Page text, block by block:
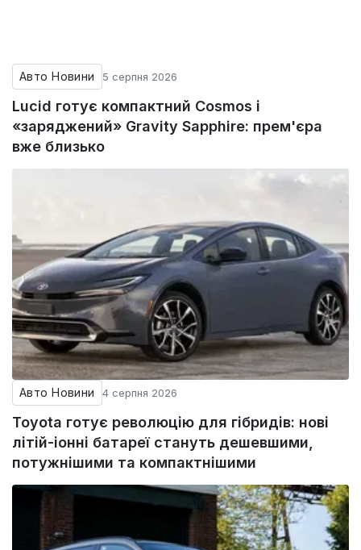
Авто Новини 5 серпня 2026
Lucid готує компактний Cosmos і
«заряджений» Gravity Sapphire: прем'єра
вже близько
Авто Новини 4 серпня 2026
Toyota готує революцію для гібридів: нові
літій-іонні батареї стануть дешевшими,
потужнішими та компактнішими